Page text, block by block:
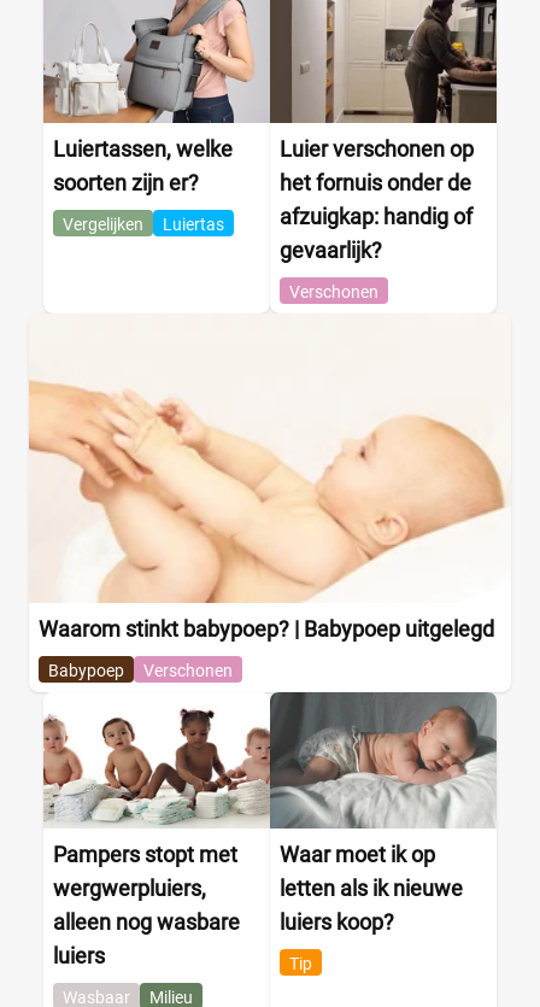
Luiertassen, welke
soorten zijn er?
Vergelijken Luiertas
Luier verschonen op
het fornuis onder de
afzuigkap: handig of
gevaarlijk?
Verschonen
Waarom stinkt babypoep? | Babypoep uitgelegd
Babypoep Verschonen
Pampers stopt met
wergwerpluiers,
alleen nog wasbare
luiers
Wasbaar Milieu
Waar moet ik op
letten als ik nieuwe
luiers koop?
Tip